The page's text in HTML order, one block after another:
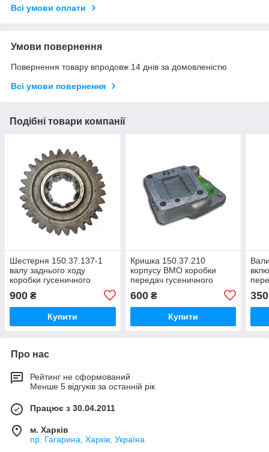
Всі умови оплати
Умови повернення
Повернення товару впродовж 14 днів за домовленістю
Всі умови повернення
Подібні товари компанії
Шестерня 150.37.137-1
валу заднього ходу
коробки гусеничного
трактора Т-150г,Т-150-05-
09-25, Х
900 ₴
Купити
Кришка 150.37.210
корпусу ВМО коробки
передач гусеничного
трактора Т-150г,Т-150-05-
09-25, ХТЗ-181
600₴
Купити
350
Про нас
Рейтинг не сформований
Менше 5 відгуків за останній рік
Працює з 30.04.2011
м. Харків
пр. Гагарина, Харків, Україна